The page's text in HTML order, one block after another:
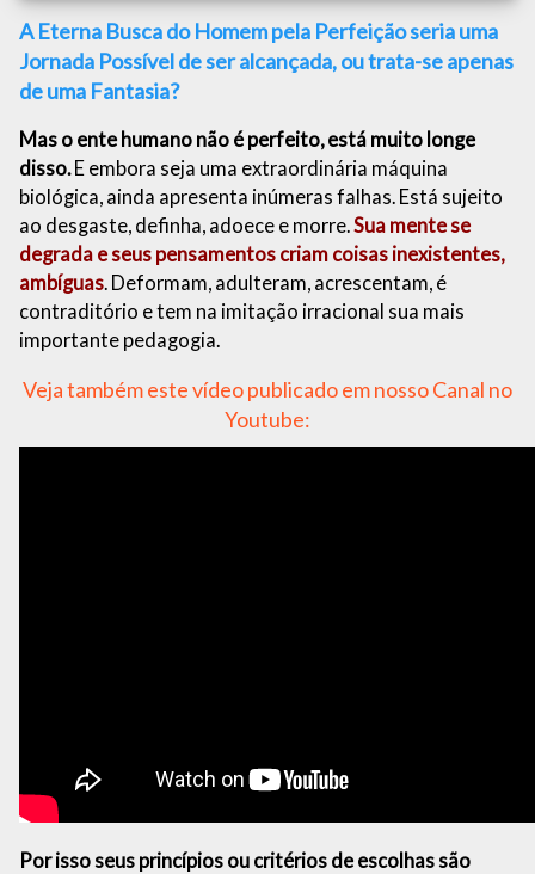
A Eterna Busca do Homem pela Perfeição seria uma
Jornada Possível de ser alcançada, ou trata-se apenas
de uma Fantasia?
Mas o ente humano não é perfeito, está muito longe
disso.E embora seja uma extraordinária máquina
biológica, ainda apresenta inúmeras falhas. Está sujeito
ao desgaste, definha, adoece e morre.Sua mente se
degrada e seus pensamentos criam coisas inexistentes,
ambíguas. Deformam, adulteram, acrescentam, é
contraditório e tem na imitação irracional sua mais
importante pedagogia.
Veja também este vídeo publicado em nosso Canal no
Youtube:
Por isso seus princípios ou critérios de escolhas são